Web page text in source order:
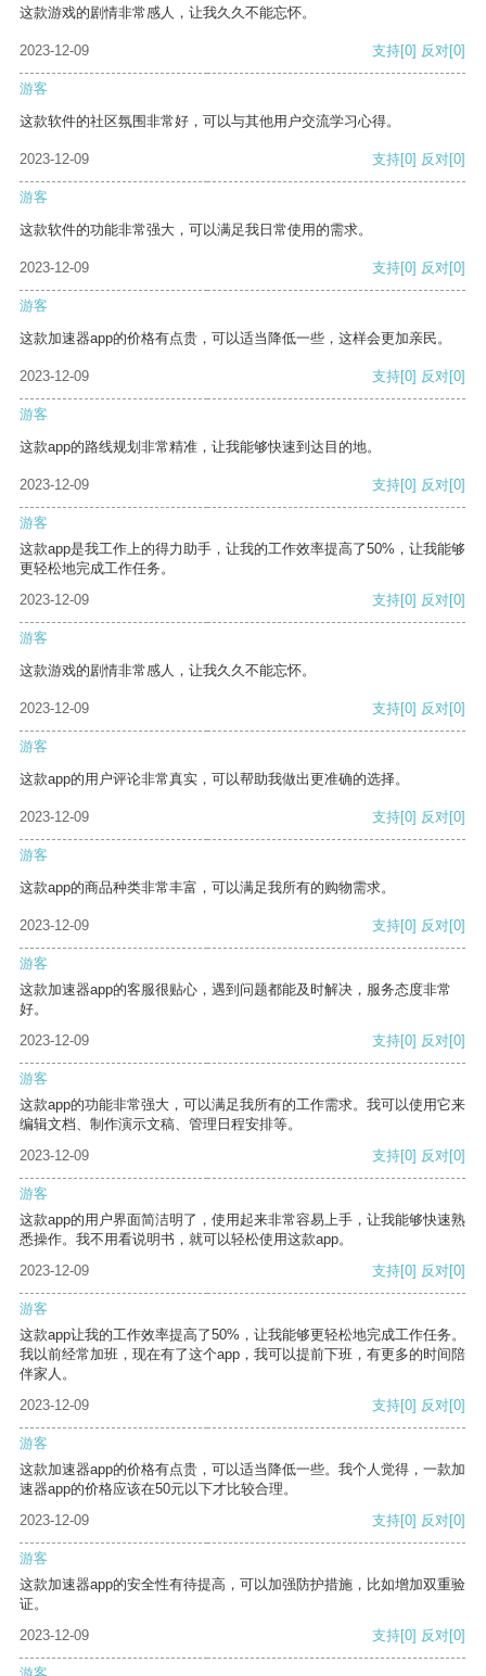
这款游戏的剧情非常感人，让我久久不能忘怀。
2023-12-09 支持[0] 反对[0]
游客
这款软件的社区氛围非常好，可以与其他用户交流学习心得。
2023-12-09 支持[0] 反对[0]
游客
这款软件的功能非常强大，可以满足我日常使用的需求。
2023-12-09 支持[0] 反对[0]
游客
这款加速器app的价格有点贵，可以适当降低一些，这样会更加亲民。
2023-12-09 支持[0] 反对[0]
游客
这款app的路线规划非常精准，让我能够快速到达目的地。
2023-12-09 支持[0] 反对[0]
游客
这款app是我工作上的得力助手，让我的工作效率提高了50%，让我能够
更轻松地完成工作任务。
2023-12-09
支持[0] 反对[0]
游客
这款游戏的剧情非常感人，让我久久不能忘怀。
2023-12-09 支持[0] 反对[0]
游客
这款app的用户评论非常真实，可以帮助我做出更准确的选择。
2023-12-09 支持[0] 反对[0]
游客
这款app的商品种类非常丰富，可以满足我所有的购物需求。
2023-12-09 支持[0] 反对[0]
游客
这款加速器app的客服很贴心，遇到问题都能及时解决，服务态度非常
好。
2023-12-09
支持[0] 反对[0]
游客
这款app的功能非常强大，可以满足我所有的工作需求。我可以使用它来
编辑文档、制作演示文稿、管理日程安排等。
2023-12-09
支持[0] 反对[0]
游客
这款app的用户界面简洁明了，使用起来非常容易上手，让我能够快速熟
悉操作。我不用看说明书，就可以轻松使用这款app。
2023-12-09
支持[0] 反对[0]
游客
这款app让我的工作效率提高了50%，让我能够更轻松地完成工作任务。
我以前经常加班，现在有了这个app，我可以提前下班，有更多的时间陪
伴家人。
2023-12-09
支持[0] 反对[0]
游客
这款加速器app的价格有点贵，可以适当降低一些。我个人觉得，一款加
速器app的价格应该在50元以下才比较合理。
2023-12-09
支持[0] 反对[0]
游客
这款加速器app的安全性有待提高，可以加强防护措施，比如增加双重验
证。
2023-12-09
支持[0] 反对[0]